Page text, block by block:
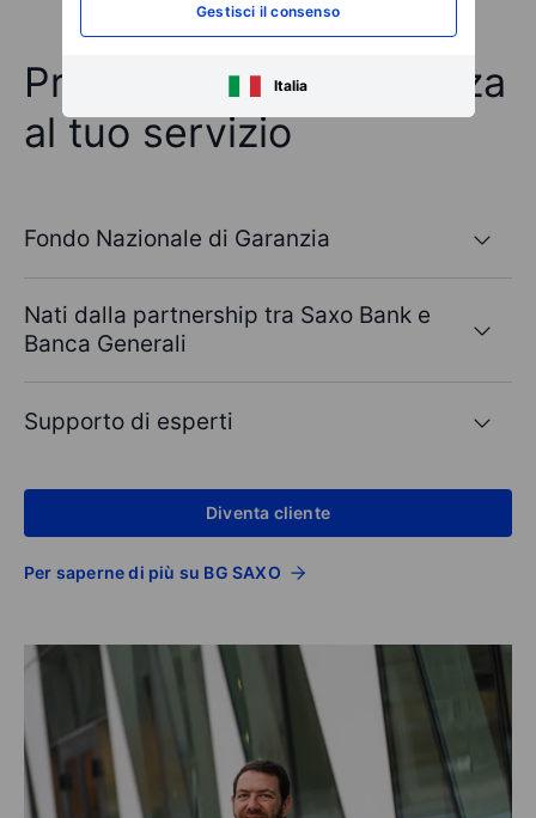
Gestisci il consenso
Italia
Protezione e trasparenza
al tuo servizio
Fondo Nazionale di Garanzia
Nati dalla partnership tra Saxo Bank e
Banca Generali
Supporto di esperti
Diventa cliente
Per saperne di più su BG SAXO